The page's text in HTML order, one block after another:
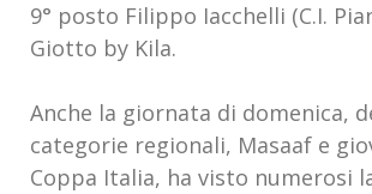
9° posto Filippo Iacchelli (C.I.
Giotto by Kila.
Anche la giornata di domenica,
categorie regionali, Masaaf e
Coppa Italia, ha visto numerosi